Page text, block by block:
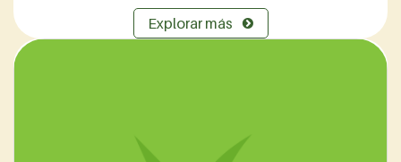
Explorar más